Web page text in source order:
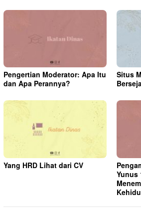
Pengertian Moderator: Apa Itu
dan Apa Perannya?
Situs
Yang HRD Lihat dari CV
Yunus